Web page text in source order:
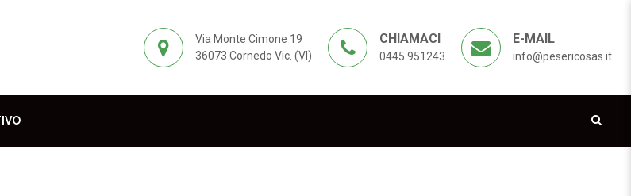
Via Monte Cimone 19
36073 Cornedo Vic. (VI)
CHIAMACI
0445 951243
E-MAIL
info@pesericosas.it